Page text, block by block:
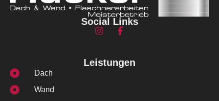
Social Links
Leistungen
Dach
Wand